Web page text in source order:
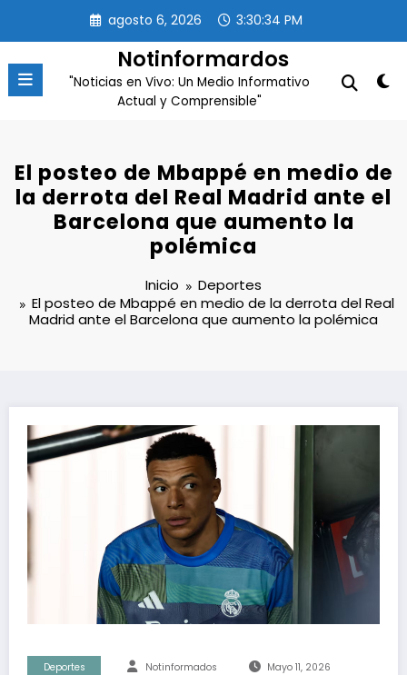
contenido
agosto 6, 2026 3:30:34 PM
Notinformardos
"Noticias en Vivo: Un Medio Informativo
Actual y Comprensible"
El posteo de Mbappé en medio de
la derrota del Real Madrid ante el
Barcelona que aumento la
polémica
Inicio
Deportes
El posteo de Mbappé en medio de la derrota del Real
Madrid ante el Barcelona que aumento la polémica
Deportes Notinformados Mayo 11, 2026